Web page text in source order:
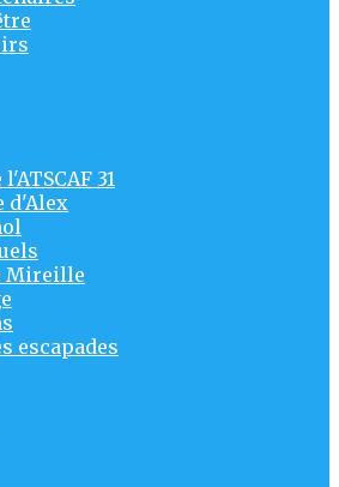
31
d'Alex
Mireille
escapades